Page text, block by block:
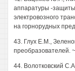
аппаратуры -защиты
электровозного
на горнорудных
43. Глух Е.М.,
преобразователей.
44. Волотковский